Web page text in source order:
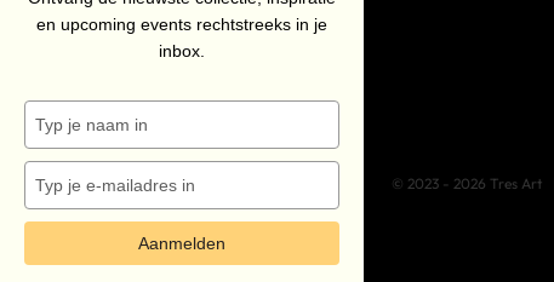
© 2023 - 2026 Tres Art
en upcoming events rechtstreeks in je
inbox.
naam
in
e-
mailadres
Aanmelden